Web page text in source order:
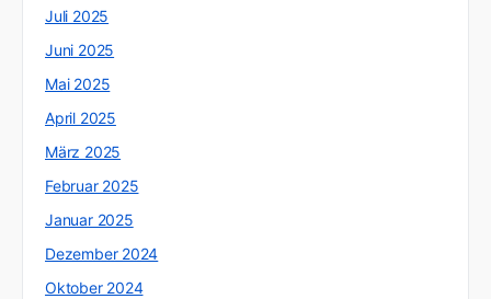
Juli 2025
Juni 2025
Mai 2025
April 2025
März 2025
Februar 2025
Januar 2025
Dezember 2024
Oktober 2024